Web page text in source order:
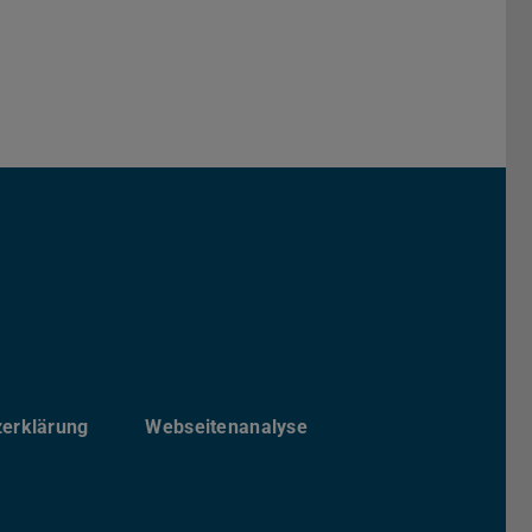
Darmstadt
der TU Darmstadt
Kanal der TU Darmstadt
Webseitenanalyse